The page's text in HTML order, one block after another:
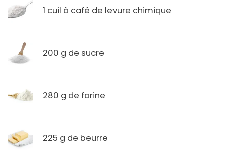
1 cuil à café de levure chimique
200 g de sucre
280 g de farine
225 g de beurre